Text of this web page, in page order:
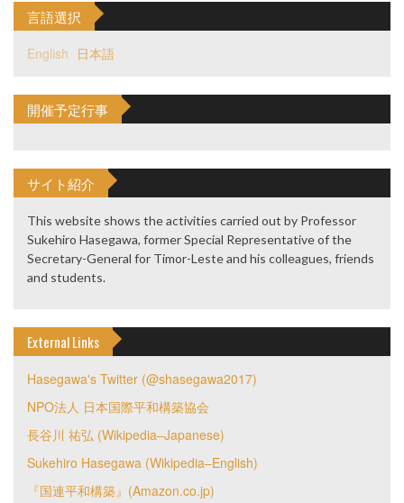
言語選択
English 日本語
開催予定行事
サイト紹介
This website shows the activities carried out by Professor
Sukehiro Hasegawa, former Special Representative of the
Secretary-General for Timor-Leste and his colleagues, friends
and students.
External Links
Hasegawa's Twitter (@shasegawa2017)
NPO法人 日本国際平和構築協会
長谷川 祐弘 (Wikipedia–Japanese)
Sukehiro Hasegawa (Wikipedia–English)
『国連平和構築』(Amazon.co.jp)